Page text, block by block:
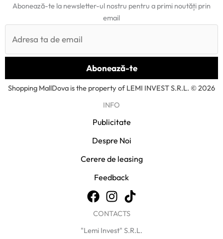
Abonează-te la newsletter-ul nostru pentru a primi noutăți prin
email
Shopping MallDova is the property of LEMI INVEST S.R.L. © 2026
INFO
Publicitate
Despre Noi
Cerere de leasing
Feedback
CONTACTS
"Lemi Invest" S.R.L.